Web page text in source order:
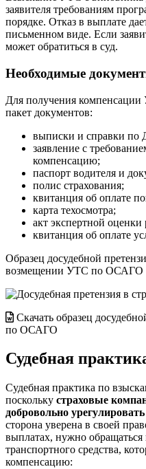
заявителя требованиям
порядке. Отказ в выплате
письменном виде. Если
может обратиться в суд.
Необходимые
Для получения
пакет документов:
выписки и справки по
заявление с
компенсацию;
паспорт водителя и
полис страхования;
квитанция об оплате
карта техосмотра;
акт экспертной
квитанция об оплате
Образец досудебной
возмещении УТС по ОСАГО
Скачать образец
по ОСАГО
Судебная
Судебная практика по
поскольку страховые
добровольно
сторона уверена в своей
выплатах, нужно обращаться
транспортного средства,
компенсацию: